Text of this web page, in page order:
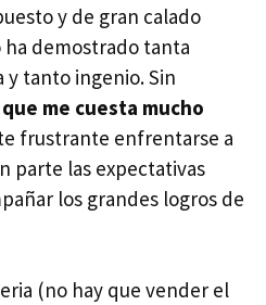
y de gran calado
demostrado tanta
tanto ingenio. Sin
me cuesta mucho
frustrante enfrentarse a
parte las expectativas
los grandes logros de
(no hay que vender el